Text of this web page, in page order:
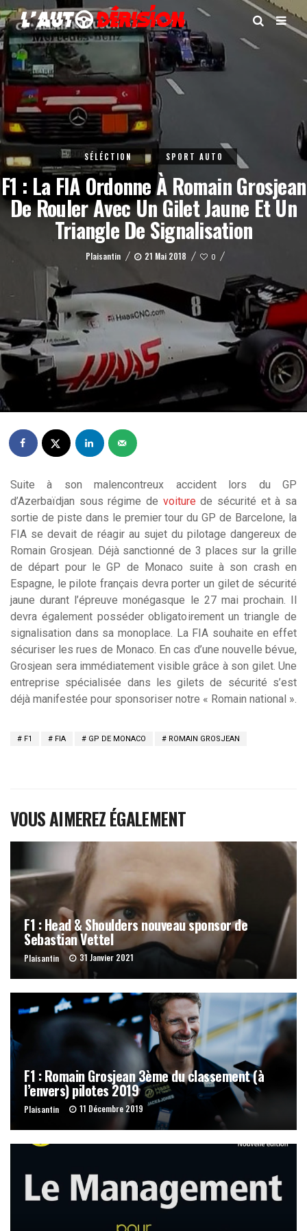
SÉLÉCTION SPORT AUTO
F1 : La FIA Ordonne À Romain Grosjean
De Rouler Avec Un Gilet Jaune Et Un
Triangle De Signalisation
Plaisantin 21 Mai 2018 0
Suite à son malencontreux accident lors du GP
d’Azerbaïdjan sous régime de voiture de sécurité et à sa
sortie de piste dans le premier tour du GP de Barcelone, la
FIA se devait de réagir au sujet du pilotage dangereux de
Romain Grosjean. Déjà sanctionné de 3 places sur la grille
de départ pour le GP de Monaco suite à son crash en
Espagne, le pilote français devra porter un gilet de sécurité
jaune durant l’épreuve monégasque le 27 mai prochain. Il
devra également posséder obligatoirement un triangle de
signalisation dans sa monoplace. La FIA souhaite en effet
sécuriser les rues de Monaco. En cas d’une nouvelle bévue,
Grosjean sera immédiatement visible grâce à son gilet. Une
entreprise spécialisée dans les gilets de sécurité s’est
déjà manifestée pour sponsoriser notre « Romain national ».
F1 FIA GP DE MONACO ROMAIN GROSJEAN
VOUS AIMEREZ ÉGALEMENT
F1 : Head & Shoulders nouveau sponsor de
Sebastian Vettel
Plaisantin 31 Janvier 2021
F1 : Romain Grosjean 3ème du classement (à
l’envers) pilotes 2019
Plaisantin 11 Décembre 2019